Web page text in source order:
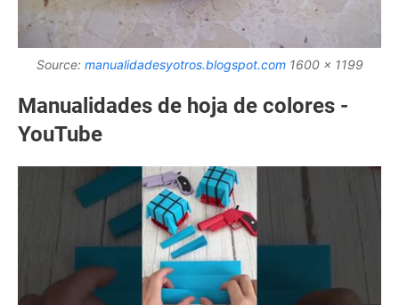
Source: manualidadesyotros.blogspot.com1600 x 1199
Manualidades de hoja de colores -
YouTube